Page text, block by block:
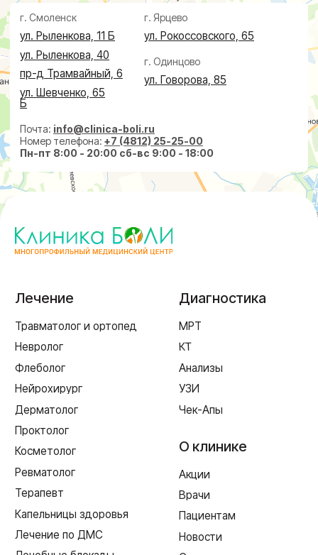
+7 (4812) 25-25-00
Заказать обратный звонок
г. Смоленск
ул. Рыленкова, 11 Б
ул. Рокоссовского, 65
г. Одинцово
ул. Говорова, 85
ул. Шевченко, 65 Б
ИМЕЮТСЯ ПРОТИВОПОКАЗАНИЯ,
Лицензия Л041-01128-67/00331765 от 28.05.2019 г. и Л041-
01128-67/00637993 от 17.01.2023 г. выдана Департаментом
Смоленской области по здравоохранению
Создание сайта
Реквизиты
Политика в отношении обработки персональных данных
Пн-пт 8:00 - 20:00 сб-вс 9:00 - 18:00
Лечебные блокады
Малоинвазивная
хирургия
На суставах
На позвоночнике
По проктологии
По флебологии
Справки